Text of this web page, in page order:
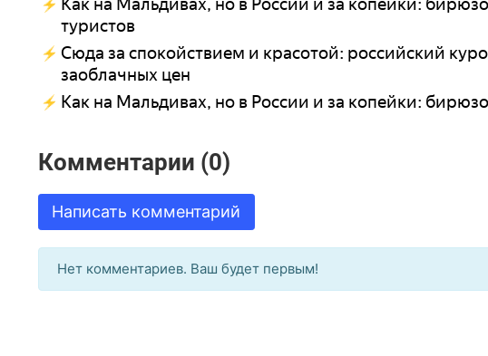
туристов
Сюда за спокойствием и красотой: российский
заоблачных цен
Как на Мальдивах, но в России и за копейки:
Комментарии (0)
Написать комментарий
Нет комментариев. Ваш будет первым!